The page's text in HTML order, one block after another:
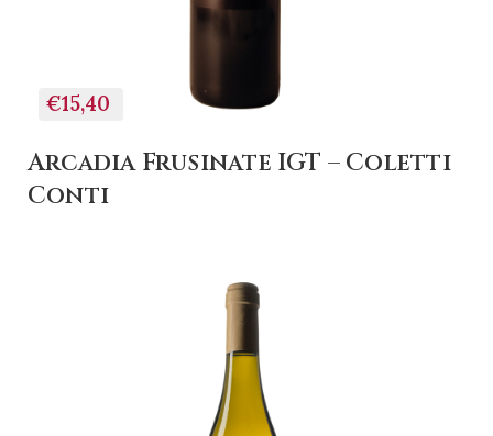
€15,40
Arcadia Frusinate IGT – Coletti
Conti